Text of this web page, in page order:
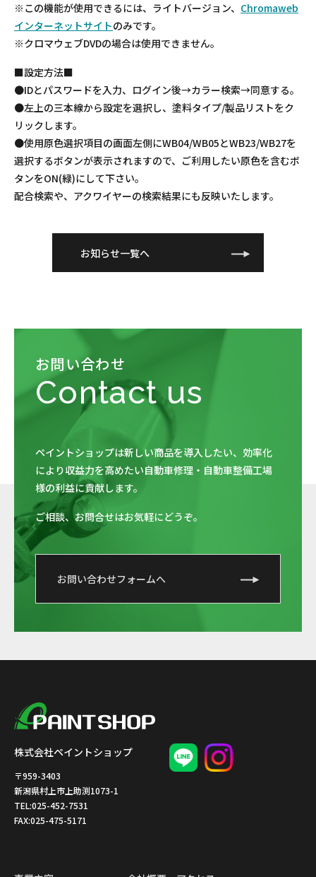
※この機能が使用できるには、ライトバージョン、 Chromaweb
インターネットサイトのみです。
※クロマウェブDVDの場合は使用できません。
■設定方法■
●IDとパスワードを入力、ログイン後→カラー検索→同意する。
●左上の三本線から設定を選択し、塗料タイプ/製品リストをク
リックします。
●使用原色選択項目の画面左側にWB04/WB05とWB23/WB27を
選択するボタンが表示されますので、ご利用したい原色を含むボ
タンをON(緑)にして下さい。
配合検索や、アクワイヤーの検索結果にも反映いたします。
お知らせ一覧へ
お問い合わせ
Contact us
ペイントショップは新しい商品を導入したい、 効率化
により収益力を高めたい自動車修理・自動車整備工場
様の利益に貢献します。
ご相談、お問合せはお気軽にどうぞ。
お問い合わせフォームへ
株式会社ペイントショップ
〒959-3403
新潟県村上市上助渕1073-1
TEL:025-452-7531
FAX:025-475-5171